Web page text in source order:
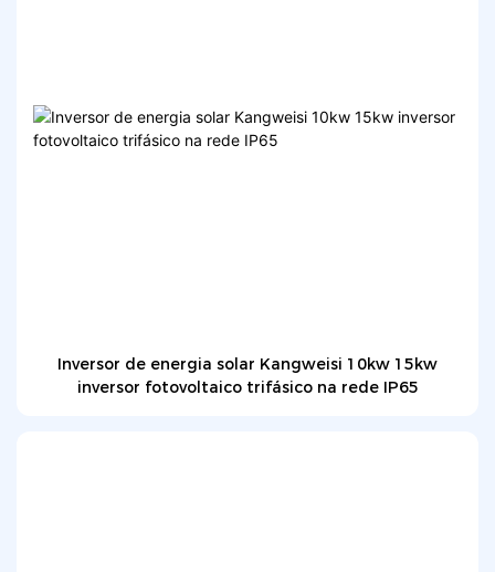
Inversor de energia solar Kangweisi 10kw 15kw
inversor fotovoltaico trifásico na rede IP65